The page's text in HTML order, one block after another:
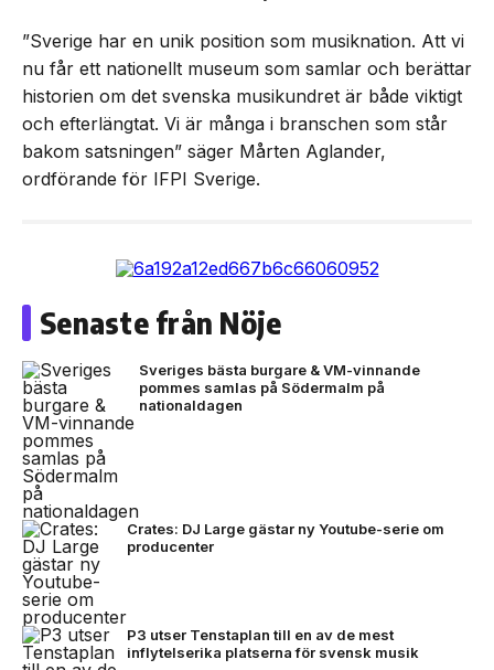
”Sverige har en unik position som musiknation. Att vi
nu får ett nationellt museum som samlar och berättar
historien om det svenska musikundret är både viktigt
och efterlängtat. Vi är många i branschen som står
bakom satsningen” säger Mårten Aglander,
ordförande för IFPI Sverige.
Senaste från Nöje
Sveriges bästa burgare & VM-vinnande
pommes samlas på Södermalm på
nationaldagen
Crates: DJ Large gästar ny Youtube-serie om
producenter
P3 utser Tenstaplan till en av de mest
inflytelserika platserna för svensk musik